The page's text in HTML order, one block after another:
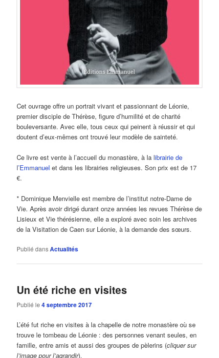
Cet ouvrage offre un portrait vivant et passionnant de Léonie,
premier disciple de Thérèse, figure d’humilité et de charité
bouleversante. Avec elle, tous ceux qui peinent à réussir et qui
doutent d’eux-mêmes ont trouvé leur modèle de sainteté.
Ce livre est vente à l’accueil du monastère, à lalibrairie de
l’Emmanuel et dans les librairies religieuses. Son prix est de 17
€.
* Dominique Menvielle est membre de l’institut notre-Dame de
Vie. Après avoir dirigé durant onze années les revues Thérèse de
Lisieux et Vie thérésienne, elle a exploré avec soin les archives
de la Visitation de Caen sur Léonie, à la demande des sœurs.
Publié dansActualités
Un été riche en visites
Publié le4 septembre 2017
L’été fut riche en visites à la chapelle de notre monastère où se
trouve le tombeau de Léonie : des personnes venant seules, en
famille, entre amis et aussi des groupes de pèlerins (cliquer sur
l’image pour l’agrandir).